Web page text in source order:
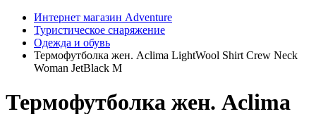
Интернет магазин Adventure
Туристическое снаряжение
Одежда и обувь
Термофутболка жен. Aclima LightWool Shirt Crew Neck
Woman JetBlack M
Термофутболка жен. Aclima